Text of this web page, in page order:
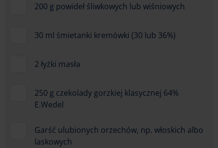
200 g powideł śliwkowych lub wiśniowych
30 ml śmietanki kremówki (30 lub 36%)
2 łyżki masła
250 g czekolady gorzkiej klasycznej 64%
E.Wedel
Garść ulubionych orzechów, np. włoskich albo
laskowych